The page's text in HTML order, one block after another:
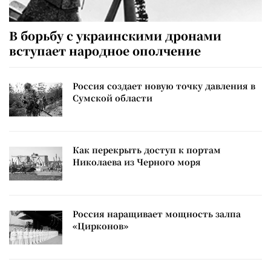
В борьбу с украинскими дронами
вступает народное ополчение
Россия создает новую точку давления в
Сумской области
Как перекрыть доступ к портам
Николаева из Черного моря
Россия наращивает мощность залпа
«Цирконов»